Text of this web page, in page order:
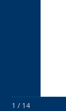
1 / 14